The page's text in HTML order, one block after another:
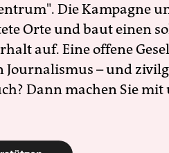
Die Kampagne
Orte und baut einen
auf. Eine offene
Journalismus – und
Dann machen Sie